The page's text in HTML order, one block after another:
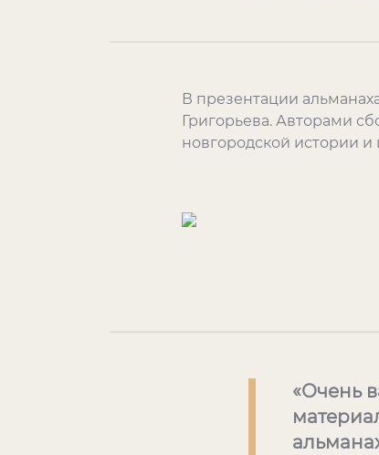
В презентации
Григорьева. Авторами
новгородской истории и
«Очень